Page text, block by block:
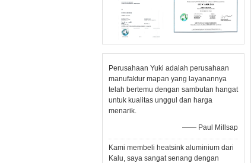
Perusahaan Yuki adalah perusahaan
manufaktur mapan yang layanannya
telah bertemu dengan sambutan hangat
untuk kualitas unggul dan harga
menarik.
—— Paul Millsap
Kami membeli heatsink aluminium dari
Kalu, saya sangat senang dengan